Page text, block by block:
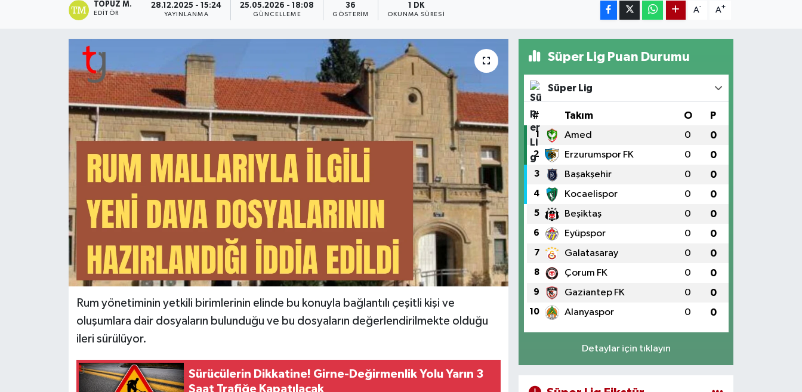
TOPUZ M.
EDITÖR
28.12.2025 - 15:24
YAYINLANMA
25.05.2026 - 18:08
GÜNCELLEME
36
GÖSTERIM
1 DK
OKUNMA SÜRESI
A- A+
Rum yönetiminin yetkili birimlerinin elinde bu konuyla bağlantılı çeşitli kişi ve
oluşumlara dair dosyaların bulunduğu ve bu dosyaların değerlendirilmekte olduğu
ileri sürülüyor.
Sürücülerin Dikkatine! Girne-Değirmenlik Yolu Yarın 3
Saat Trafiğe Kapatılacak
Süper Lig Puan Durumu
Süper Lig
# Takım O P
1 Amed 0 0
2 Erzurumspor FK 0 0
3 Başakşehir 0 0
4 Kocaelispor 0 0
5 Beşiktaş 0 0
6 Eyüpspor 0 0
7 Galatasaray 0 0
8 Çorum FK 0 0
9 Gaziantep FK 0 0
10 Alanyaspor 0 0
Detaylar için tıklayın